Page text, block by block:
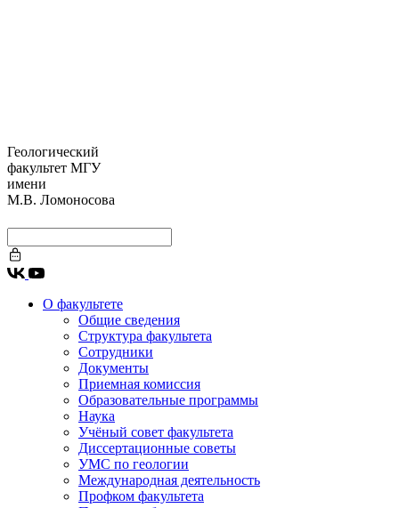
Геологический
факультет МГУ
имени
М.В. Ломоносова
О факультете
Общие сведения
Структура факультета
Сотрудники
Документы
Приемная комиссия
Образовательные программы
Наука
Учёный совет факультета
Диссертационные советы
УМС по геологии
Международная деятельность
Профком факультета